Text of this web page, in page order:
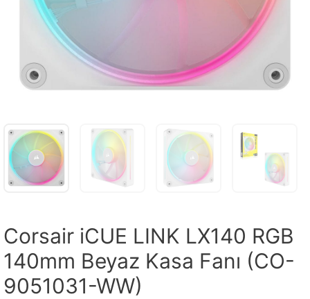
Corsair iCUE LINK LX140 RGB
140mm Beyaz Kasa Fanı (CO-
9051031-WW)